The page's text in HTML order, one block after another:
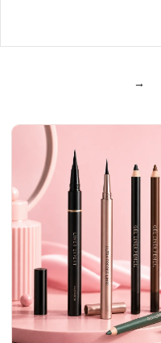
→